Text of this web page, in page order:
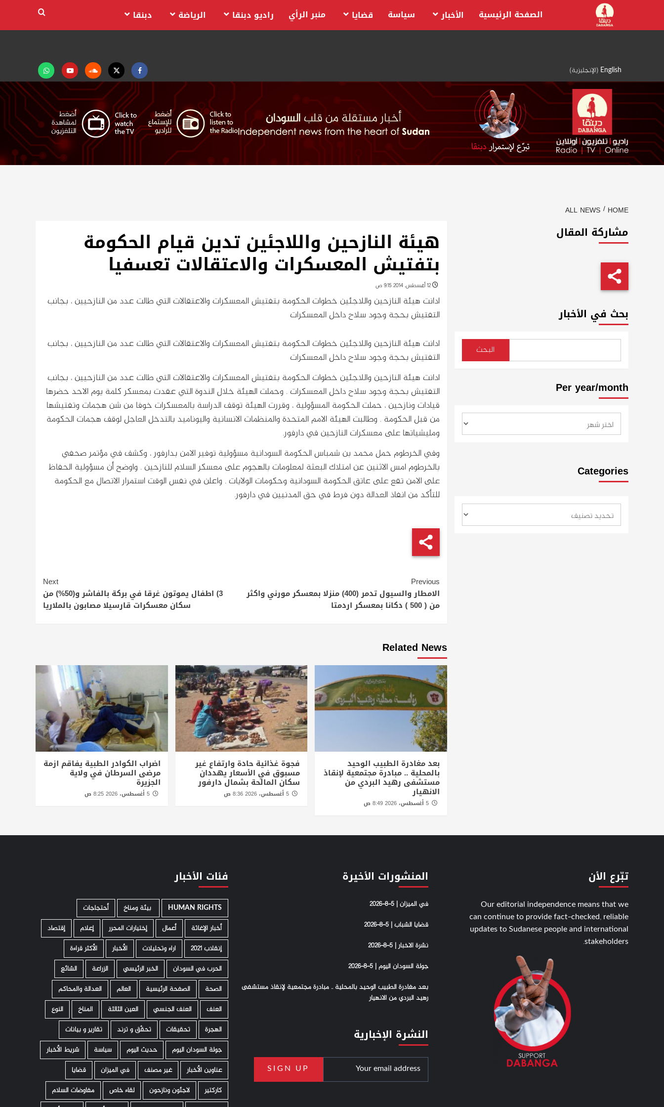
content
English
(الإنجليزية)
Facebook
Twitter
Soundcloud
Youtubeتابعنا
على
واتساب
الصفحة الرئيسية الأخبار سياسة قضايا منبر الرأي راديو دبنقا الرياضة دبنقا
HOME
ALL NEWS
هيئة النازحين واللاجئين تدين قيام الحكومة
بتفتيش المعسكرات والاعتقالات تعسفيا
12 أغسطس، 2014 9:15 ص
ادانت هيئة النازحين واللاجئين خطوات الحكومة بتفتيش المعسكرات والاعتقالات التي طالت عدد من النازحيين ، بجانب
التفتيش بحجة وجود سلاح داخل المعسكرات
ادانت هيئة النازحين واللاجئين خطوات الحكومة بتفتيش المعسكرات والاعتقالات التي طالت عدد من النازحيين ، بجانب
التفتيش بحجة وجود سلاح داخل المعسكرات
ادانت هيئة النازحين واللاجئين خطوات الحكومة بتفتيش المعسكرات والاعتقالات التي طالت عدد من النازحيين ، بجانب
التفتيش بحجة وجود سلاح داخل المعسكرات. وحملت الهيئة خلال الندوة التي عقدت بمعسكر كلمة يوم الاحد حضرها
قيادات ونازحين ، حملت الحكومة المسؤولية ، وقررت الهيئة توقف الدراسة بالمعسكرات خوفا من شن هجمات وتفتيشها
من قبل الحكومة . وطالبت الهيئة الامم المتحدة والمنظمات الانسانية واليوناميد بالتدخل العاجل لوقف هجمات الحكومة
ومليشياتها على معسكرات النازحين في دارفور.
وفي الخرطوم حمل محمد بن شمباس الحكومة السودانية مسؤولية توفير الامن بدارفور ، وكشف في مؤتمر صحفي
بالخرطوم امس الاثنين عن امتلاك البعثة لمعلومات بالهجوم على معسكر السلام للنازحين . واوضح أن مسؤولية الحفاظ
على الامن تقع على عاتق الحكومة السودانية وحكومات الولايات . واعلن في نفس الوقت استمرار الاتصال مع الحكومة
للتأكد من انفاذ العدالة دون فرط في حق المدنيين في دارفور.
Continue
Reading
Previous
الامطار والسيول تدمر (400) منزلا بمعسكر مورني واكثر
من ( 500 ) دكانا بمعسكر اردمتا
Next
3) اطفال يموتون غرقا في بركة بالفاشر و(50%) من
سكان معسكرات قارسيلا مصابون بالملاريا
Related News
بعد مغادرة الطبيب الوحيد
بالمحلية .. مبادرة مجتمعية لإنقاذ
مستشفى رهيد البردي من
الانهيار
5 أغسطس، 2026 8:49 ص
فجوة غذائية حادة وارتفاع غير
مسبوق في الأسعار يهددان
سكان المالحة بشمال دارفور
اضراب الكوادر الطبية يفاقم ازمة
مرضى السرطان في ولاية
الجزيرة
5 أغسطس، 2026 8:25 ص
مشاركة المقال
بحث في الأخبار
البحث
Per year/month
Categories
تبّرع الأن
Our editorial independence means that we
can continue to provide fact-checked, reliable
updates to Sudanese people and international
stakeholders.
المنشورات الأخيرة
في الميزان | 5-8-2026
قضايا الشباب | 5-8-2026
نشرة الاخبار | 5-8-2026
جولة السودان اليوم | 5-8-2026
بعد مغادرة الطبيب الوحيد بالمحلية .. مبادرة مجتمعية لإنقاذ مستشفى
رهيد البردي من الانهيار
النشرة الإخبارية
فئات الأخبار
HUMAN RIGHTS ­ بيئة ومناخ
أحتجاجات
أخبار الإغاثة
أعمال إختيارات المحرر إعلام
إقتصاد
إنقلاب 2021
اراء وتحليلات الأخبار
الأكثر قراءة
الحرب في السودان
الخبر الرئيسي الزراعة
الشائع
الصحة
الصفحة الرئيسية العالم
العدالة والمحاكم
العنف
العنف الجنسي العين الثالثة المناخ
النوع
الهجرة
تحقيقات تحقّق و ترند
تقارير و بيانات
جولة السودان اليوم
حديث اليوم سياسة
شريط الأخبار
عناوين الأخبار
غير مصنف في الميزان
قضايا
كاركتير
لاجئون ونازحون لقاء خاص
مفاوضات السلام